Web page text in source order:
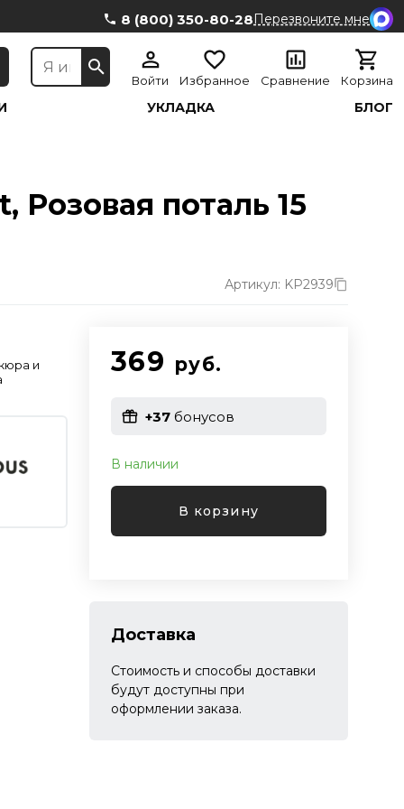
8 (800) 350-80-28Перезвоните мне
Войти Избранное Сравнение Корзина
УКЛАДКА БЛОГ
поталь 15
Артикул: KP2939
и
369 руб.
+37бонусов
В наличии
В корзину
Доставка
Стоимость и способы доставки
будут доступны при
оформлении заказа.